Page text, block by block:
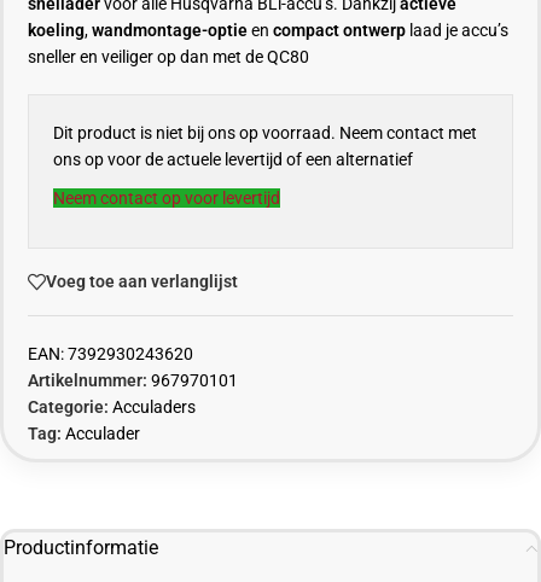
koeling,wandmontage-optieen compact ontwerp laad je accu’s
sneller en veiliger op dan met de QC80
Dit product is niet bij ons op voorraad. Neem contact met
ons op voor de actuele levertijd of een alternatief
Neem contact op voor levertijd
Voeg toe aan verlanglijst
EAN:7392930243620
Artikelnummer: 967970101
Categorie: Acculaders
Tag: Acculader
Productinformatie